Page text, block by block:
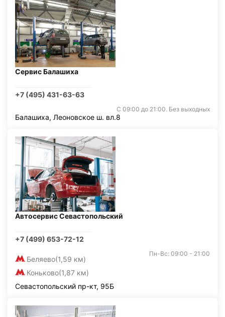
Сервис Балашиха
+7 (495) 431-63-63
С 09:00 до 21:00. Без выходных
Балашиха, Леоновское ш. вл.8
Автосервис Севастопольский
+7 (499) 653-72-12
Беляево(1,59 км)
Коньково(1,87 км)
Пн-Вс: 09:00 - 21:00
Севастопольский пр-кт, 95Б